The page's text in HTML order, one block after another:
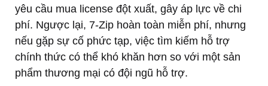
yêu cầu mua license đột xuất, gây áp lực về chi
phí. Ngược lại, 7-Zip hoàn toàn miễn phí, nhưng
nếu gặp sự cố phức tạp, việc tìm kiếm hỗ trợ
chính thức có thể khó khăn hơn so với một sản
phẩm thương mại có đội ngũ hỗ trợ.